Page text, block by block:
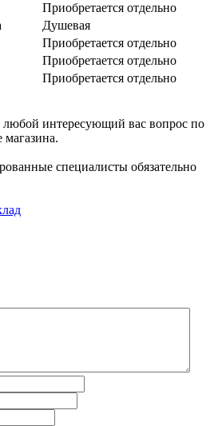
Приобретается отдельно
Душевая
Приобретается отдельно
Приобретается отдельно
Приобретается отдельно
любой интересующий вас вопрос по
магазина.
специалисты обязательно